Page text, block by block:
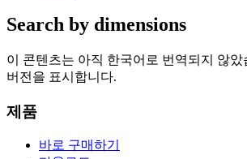
Search by dimensions
이 콘텐츠는 아직 한국어로 번역되지 않았
버전을 표시합니다.
제품
바로 구매하기